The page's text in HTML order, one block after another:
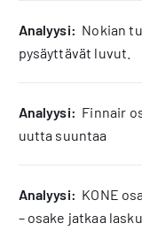
analyysi: Nokian
pysäyttävät luvut.
analyysi: Finnair
uutta suuntaa
analyysi: KONE
– osake jatkaa